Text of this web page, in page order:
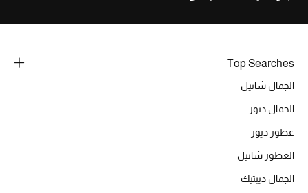
نسوقوا أحدث ما وصلنا
Top Searches
الجمال شانيل
الجمال ديور
عطور ديور
العطور شانيل
الجمال ديبتيك